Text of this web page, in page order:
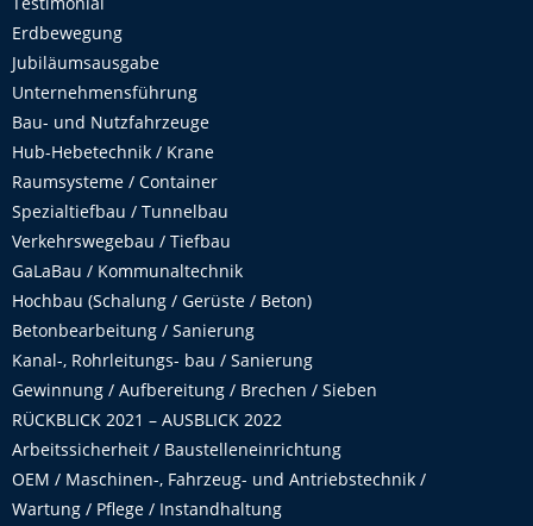
Erdbewegung
Jubiläumsausgabe
Unternehmensführung
Bau- und Nutzfahrzeuge
Hub-Hebetechnik / Krane
Raumsysteme / Container
Spezialtiefbau / Tunnelbau
Verkehrswegebau / Tiefbau
GaLaBau / Kommunaltechnik
Hochbau (Schalung / Gerüste / Beton)
Betonbearbeitung / Sanierung
Kanal-, Rohrleitungs- bau / Sanierung
Gewinnung / Aufbereitung / Brechen / Sieben
RÜCKBLICK 2021 – AUSBLICK 2022
Arbeitssicherheit / Baustelleneinrichtung
OEM / Maschinen-, Fahrzeug- und Antriebstechnik /
Wartung / Pflege / Instandhaltung